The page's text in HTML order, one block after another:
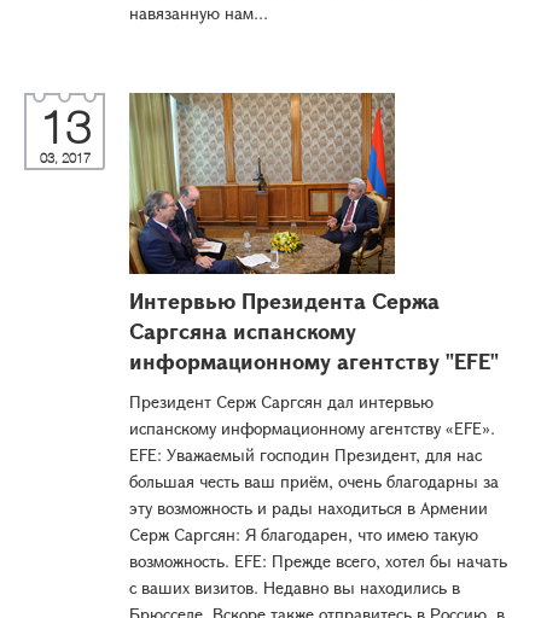
навязанную нам...
13
03, 2017
Интервью Президента Сержа
Саргсяна испанскому
информационному агентству "EFE"
Президент Серж Саргсян дал интервью
испанскому информационному агентству «EFE».
EFE: Уважаемый господин Президент, для нас
большая честь ваш приём, очень благодарны за
эту возможность и рады находиться в Армении
Серж Саргсян: Я благодарен, что имею такую
возможность. EFE: Прежде всего, хотел бы начать
с ваших визитов. Недавно вы находились в